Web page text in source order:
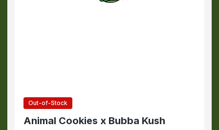
Out-of-Stock
Animal Cookies x Bubba Kush